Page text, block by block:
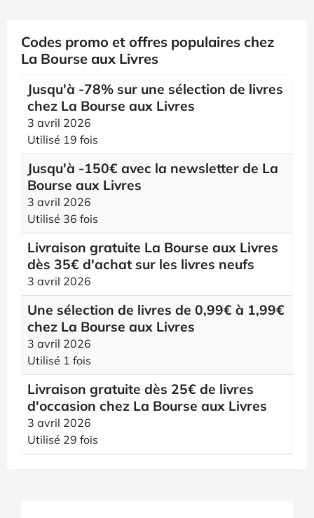
Codes promo et offres populaires chez
La Bourse aux Livres
Jusqu'à -78% sur une sélection de livres
chez La Bourse aux Livres
3 avril 2026
Utilisé 19 fois
Jusqu'à -150€ avec la newsletter de La
Bourse aux Livres
3 avril 2026
Utilisé 36 fois
Livraison gratuite La Bourse aux Livres
dès 35€ d'achat sur les livres neufs
3 avril 2026
Une sélection de livres de 0,99€ à 1,99€
chez La Bourse aux Livres
3 avril 2026
Utilisé 1 fois
Livraison gratuite dès 25€ de livres
d'occasion chez La Bourse aux Livres
3 avril 2026
Utilisé 29 fois